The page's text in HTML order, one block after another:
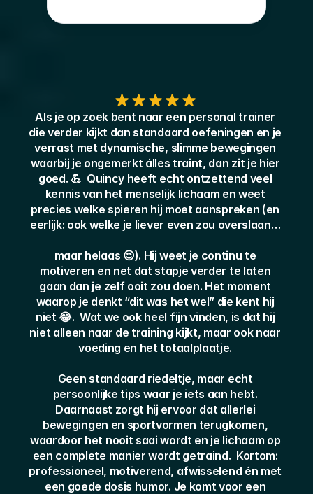
Als je op zoek bent naar een personal trainer
die verder kijkt dan standaard oefeningen en je
verrast met dynamische, slimme bewegingen
waarbij je ongemerkt álles traint, dan zit je hier
goed. 💪  Quincy heeft echt ontzettend veel
kennis van het menselijk lichaam en weet
precies welke spieren hij moet aanspreken (en
eerlijk: ook welke je liever even zou overslaan…
maar helaas 😉). Hij weet je continu te
motiveren en net dat stapje verder te laten
gaan dan je zelf ooit zou doen. Het moment
waarop je denkt “dit was het wel” die kent hij
niet 😂.  Wat we ook heel fijn vinden, is dat hij
niet alleen naar de training kijkt, maar ook naar
voeding en het totaalplaatje.
Geen standaard riedeltje, maar echt
persoonlijke tips waar je iets aan hebt.
Daarnaast zorgt hij ervoor dat allerlei
bewegingen en sportvormen terugkomen,
waardoor het nooit saai wordt en je lichaam op
een complete manier wordt getraind.  Kortom:
professioneel, motiverend, afwisselend én met
een goede dosis humor. Je komt voor een